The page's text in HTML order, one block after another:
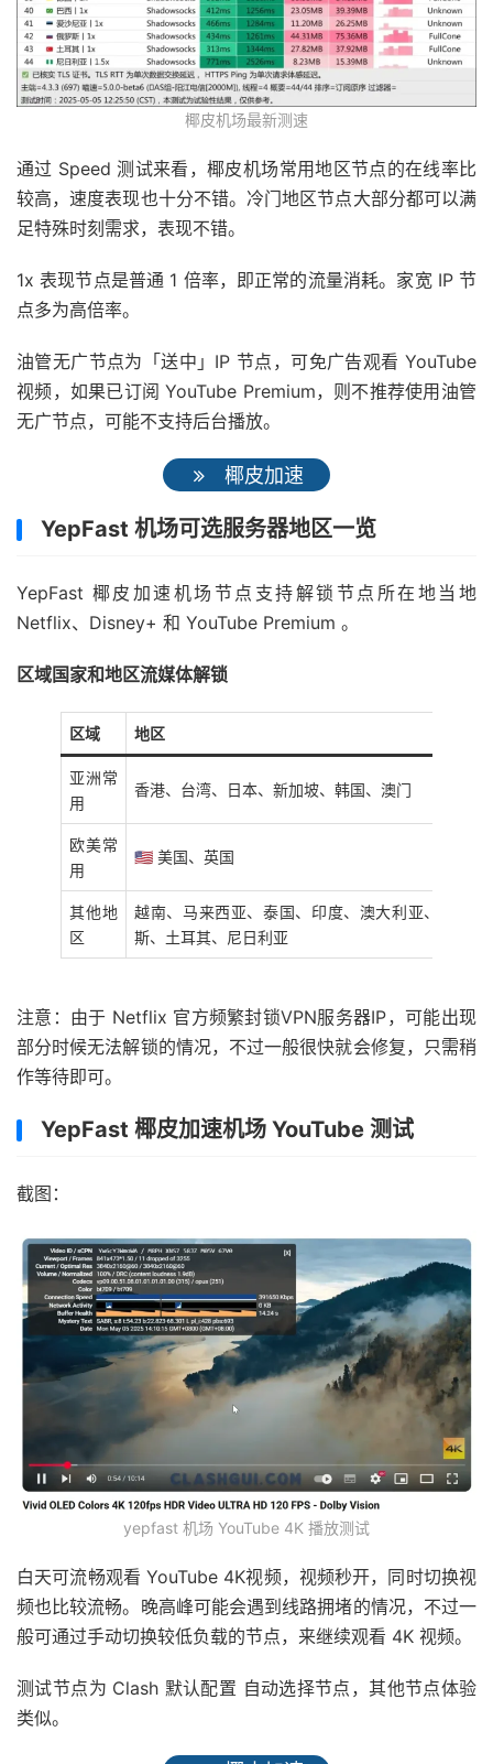
椰皮机场最新测速
通过 Speed 测试来看，椰皮机场常用地区节点的在线率比
较高，速度表现也十分不错。冷门地区节点大部分都可以满
足特殊时刻需求，表现不错。
1x 表现节点是普通 1 倍率，即正常的流量消耗。家宽 IP 节
点多为高倍率。
油管无广节点为「送中」IP 节点，可免广告观看 YouTube
视频，如果已订阅 YouTube Premium，则不推荐使用油管
无广节点，可能不支持后台播放。
椰皮加速
YepFast 机场可选服务器地区一览
YepFast 椰皮加速机场节点支持解锁节点所在地当地
Netflix、Disney+ 和 YouTube Premium 。
区域国家和地区流媒体解锁
区域 地区
亚洲常
用
香港、台湾、日本、新加坡、韩国、澳门
欧美常
用
🇺🇸 美国、英国
其他地
区
越南、马来西亚、泰国、印度、澳大利亚、加拿
斯、土耳其、尼日利亚
注意：由于 Netflix 官方频繁封锁VPN服务器IP，可能出现
部分时候无法解锁的情况，不过一般很快就会修复，只需稍
作等待即可。
YepFast 椰皮加速机场 YouTube 测试
截图：
yepfast 机场 YouTube 4K 播放测试
白天可流畅观看 YouTube 4K视频，视频秒开，同时切换视
频也比较流畅。晚高峰可能会遇到线路拥堵的情况，不过一
般可通过手动切换较低负载的节点，来继续观看 4K 视频。
测试节点为 Clash 默认配置 自动选择节点，其他节点体验
类似。